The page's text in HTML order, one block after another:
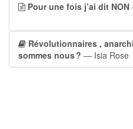
Pour une fois j’ai dit NON
Révolutionnaires ,
sommes nous ? — Isia Rose